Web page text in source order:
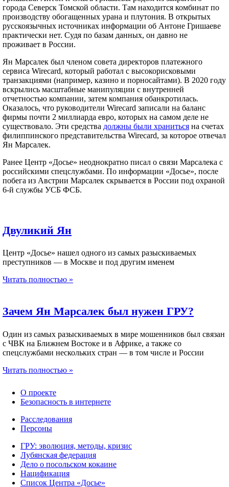
города Северск Томской области. Там находится комбинат по
производству обогащенных урана и плутония. В открытых
русскоязычных источниках информации об Антоне Гришаеве
практически нет. Судя по базам данных, он давно не
проживает в России.
Ян Марсалек был членом совета директоров платежного
сервиса Wirecard, который работал с высокорисковыми
транзакциями (например, казино и порносайтами). В 2020 году
вскрылись масштабные манипуляции с внутренней
отчетностью компании, затем компания обанкротилась.
Оказалось, что руководители Wirecard записали на баланс
фирмы почти 2 миллиарда евро, которых на самом деле не
существовало. Эти средства должны были храниться на счетах
филиппинского представительства Wirecard, за которое отвечал
Ян Марсалек.
Ранее Центр «Досье» неоднократно писал о связи Марсалека с
российскими спецслужбами. По информации «Досье», после
побега из Австрии Марсалек скрывается в России под охраной
6-й службы УСБ ФСБ.
Двуликий Ян
Центр «Досье» нашел одного из самых разыскиваемых
преступников — в Москве и под другим именем
Читать полностью »
Зачем Ян Марсалек был нужен ГРУ?
Один из самых разыскиваемых в мире мошенников был связан
с ЧВК на Ближнем Востоке и в Африке, а также со
спецслужбами нескольких стран — в том числе и России
Читать полностью »
О проекте
Безопасность в интернете
Расследования
Персоны
ГРУ: эволюция, методы, кризис
Лубянская федерация
Дело о посольском кокаине
Нацификация
Список Центра «Досье»